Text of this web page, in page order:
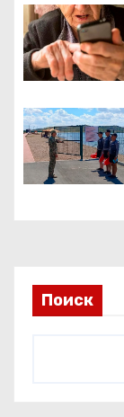
ц
и
я
п
о
п
и
Поиск